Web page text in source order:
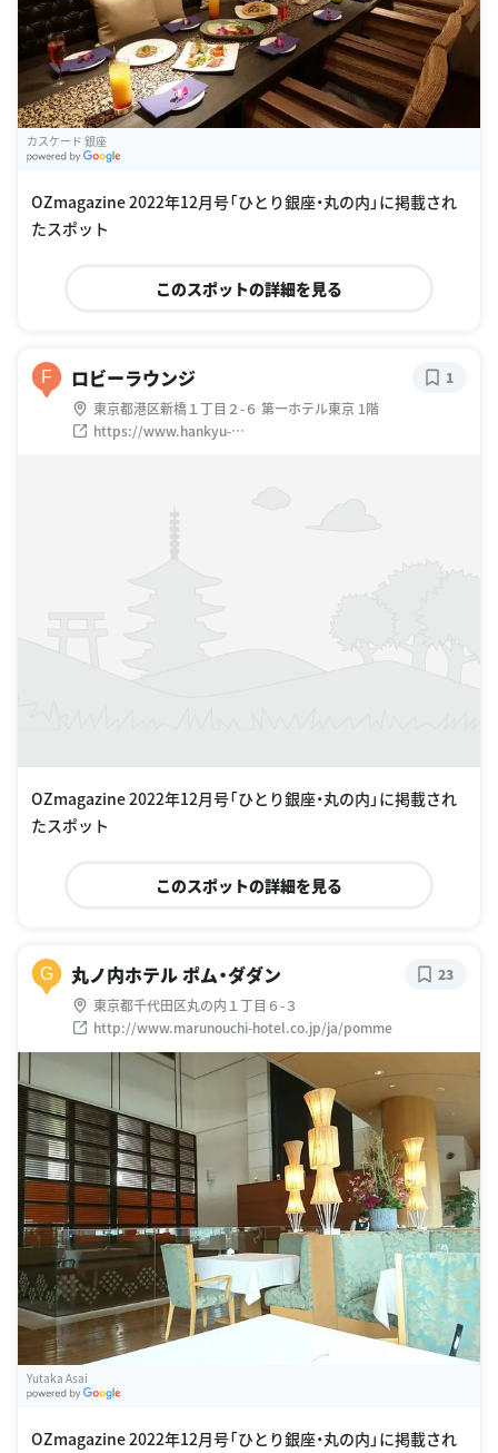
カスケード 銀座
OZmagazine 2022年12月号「ひとり銀座・丸の内」に掲載され
たスポット
このスポットの詳細を見る
F ロビーラウンジ
東京都港区新橋１丁目２-６ 第一ホテル東京 1階
https://www.hankyu-
1
OZmagazine 2022年12月号「ひとり銀座・丸の内」に掲載され
たスポット
このスポットの詳細を見る
G 丸ノ内ホテル ポム・ダダン
東京都千代田区丸の内１丁目６-３
http://www.marunouchi-hotel.co.jp/ja/pomme
23
Yutaka Asai
OZmagazine 2022年12月号「ひとり銀座・丸の内」に掲載され